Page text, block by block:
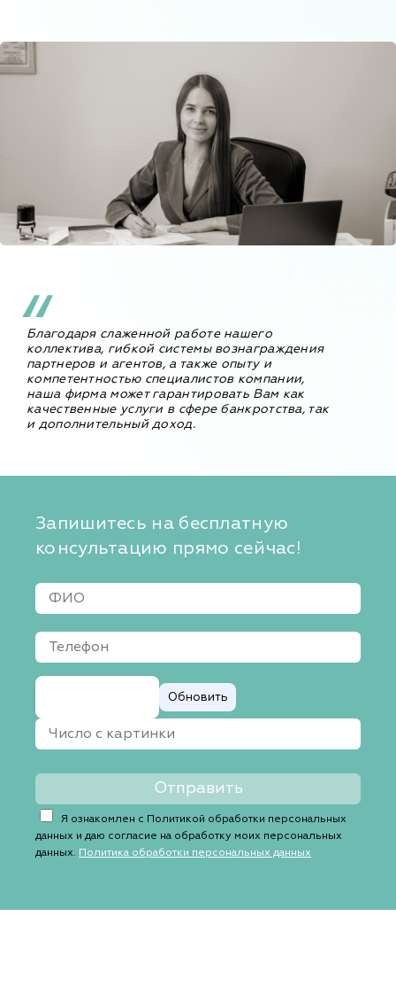
Благодаря слаженной работе нашего
коллектива, гибкой системы вознаграждения
партнеров и агентов, а также опыту и
компетентностью специалистов компании,
наша фирма может гарантировать Вам как
качественные услуги в сфере банкротства, так
и дополнительный доход.
Запишитесь на бесплатную
консультацию прямо сейчас!
Обновить
Я ознакомлен с Политикой обработки персональных
данных и даю согласие на обработку моих персональных
данных. Политика обработки персональных данных